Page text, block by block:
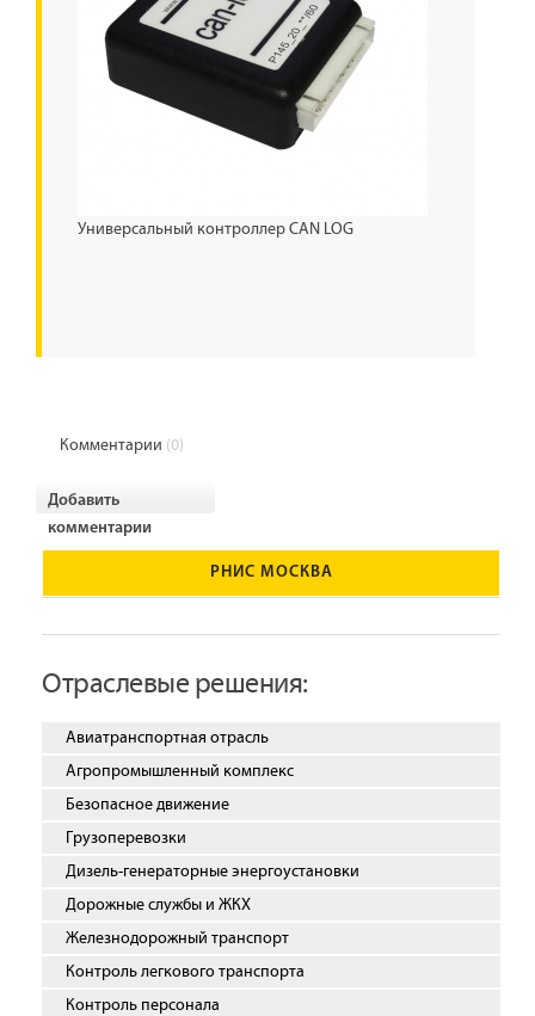
Универсальный контроллер CAN LOG
Комментарии (0)
Добавить
комментарии
РНИС МОСКВА
Отраслевые решения:
Авиатранспортная отрасль
Агропромышленный комплекс
Безопасное движение
Грузоперевозки
Дизель-генераторные энергоустановки
Дорожные службы и ЖКХ
Железнодорожный транспорт
Контроль легкового транспорта
Контроль персонала